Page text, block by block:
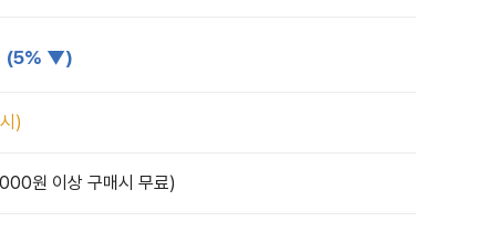
(5% ▼)
)
원 이상 구매시 무료)